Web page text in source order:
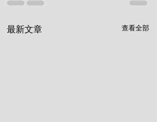
最新文章 查看全部